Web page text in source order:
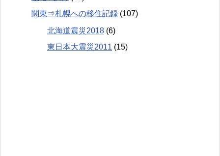
関東⇒札幌への移住記録 (107)
北海道震災2018 (6)
東日本大震災2011 (15)